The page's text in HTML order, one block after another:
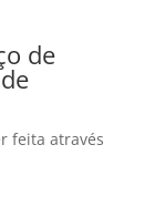
de
feita através